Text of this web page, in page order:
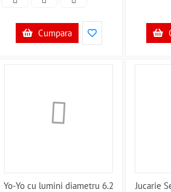
Cumpara
Yo-Yo cu lumini diametru 6.2
Jucarie